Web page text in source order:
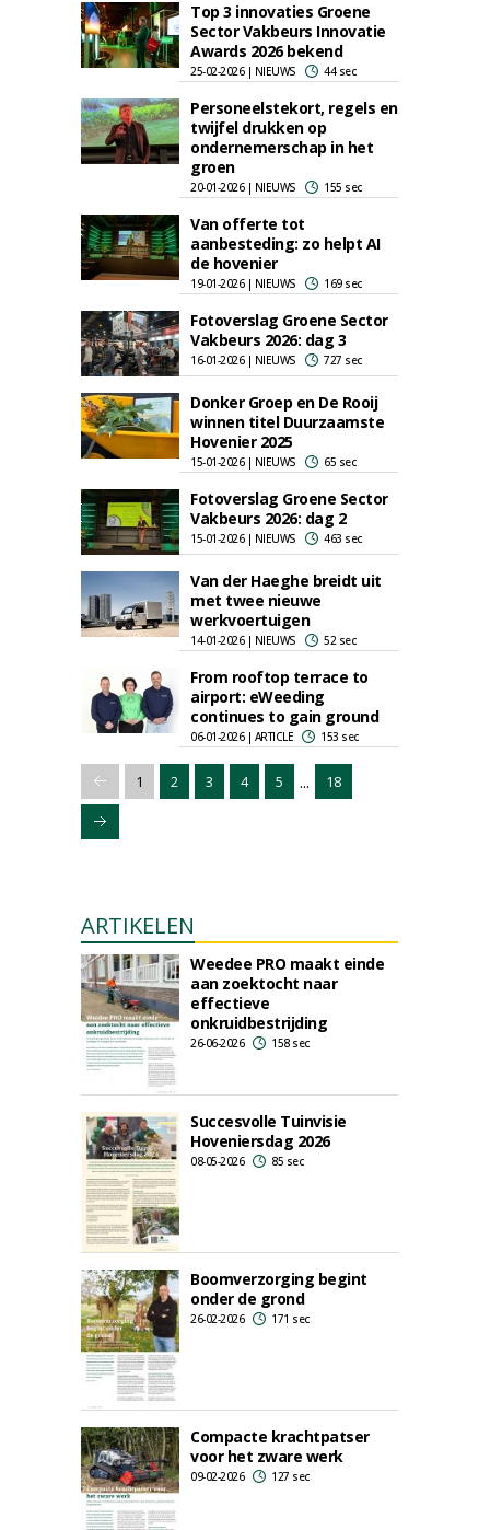
Top 3 innovaties Groene
Sector Vakbeurs Innovatie
Awards 2026 bekend
25-02-2026 | NIEUWS 44 sec
Personeelstekort, regels en
twijfel drukken op
ondernemerschap in het
groen
20-01-2026 | NIEUWS 155 sec
Van offerte tot
aanbesteding: zo helpt AI
de hovenier
19-01-2026 | NIEUWS 169 sec
Fotoverslag Groene Sector
Vakbeurs 2026: dag 3
16-01-2026 | NIEUWS 727 sec
Donker Groep en De Rooij
winnen titel Duurzaamste
Hovenier 2025
15-01-2026 | NIEUWS 65 sec
Fotoverslag Groene Sector
Vakbeurs 2026: dag 2
15-01-2026 | NIEUWS 463 sec
Van der Haeghe breidt uit
met twee nieuwe
werkvoertuigen
14-01-2026 | NIEUWS 52 sec
From rooftop terrace to
airport: eWeeding
continues to gain ground
06-01-2026 | ARTICLE 153 sec
1 2 3 4 5 ... 18
ARTIKELEN
Weedee PRO maakt einde
aan zoektocht naar
effectieve
onkruidbestrijding
26-06-2026 158 sec
Succesvolle Tuinvisie
Hoveniersdag 2026
08-05-2026 85 sec
Boomverzorging begint
onder de grond
26-02-2026 171 sec
Compacte krachtpatser
voor het zware werk
09-02-2026 127 sec